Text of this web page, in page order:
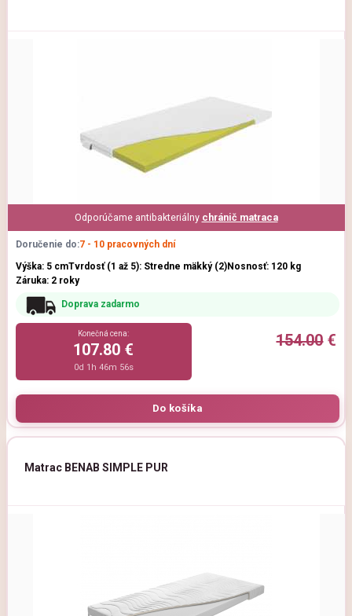
Odporúčame antibakteriálny chránič matraca
Doručenie do:7 - 10 pracovných dní
Výška: 5 cmTvrdosť (1 až 5): Stredne mäkký (2)Nosnosť: 120 kg
Záruka: 2 roky
Doprava zadarmo
154.00€
Konečná cena:
107.80 €
0d 1h 46m 54s
Matrac BENAB SIMPLE PUR